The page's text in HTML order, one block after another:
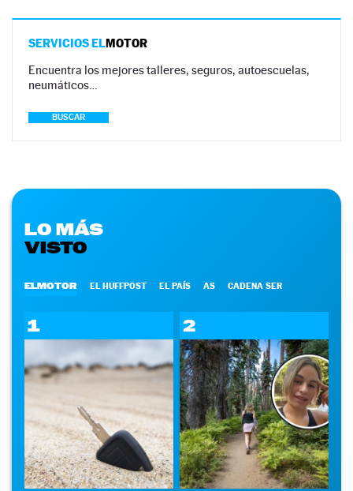
SERVICIOS ELMOTOR
Encuentra los mejores talleres, seguros, autoescuelas,
neumáticos…
BUSCAR
LO MÁS
VISTO
ELMOTOR EL HUFFPOST EL PAÍS AS CADENA SER
1 2